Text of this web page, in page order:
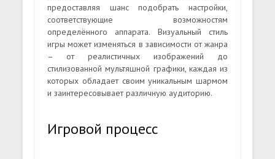
предоставляя шанс подобрать настройки,
соответствующие возможностям
определённого аппарата. Визуальный стиль
игры может изменяться в зависимости от жанра
– от реалистичных изображений до
стилизованной мультяшной графики, каждая из
которых обладает своим уникальным шармом
и заинтересовывает различную аудиторию.
Игровой процесс